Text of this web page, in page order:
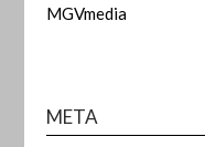
MGVmedia
META